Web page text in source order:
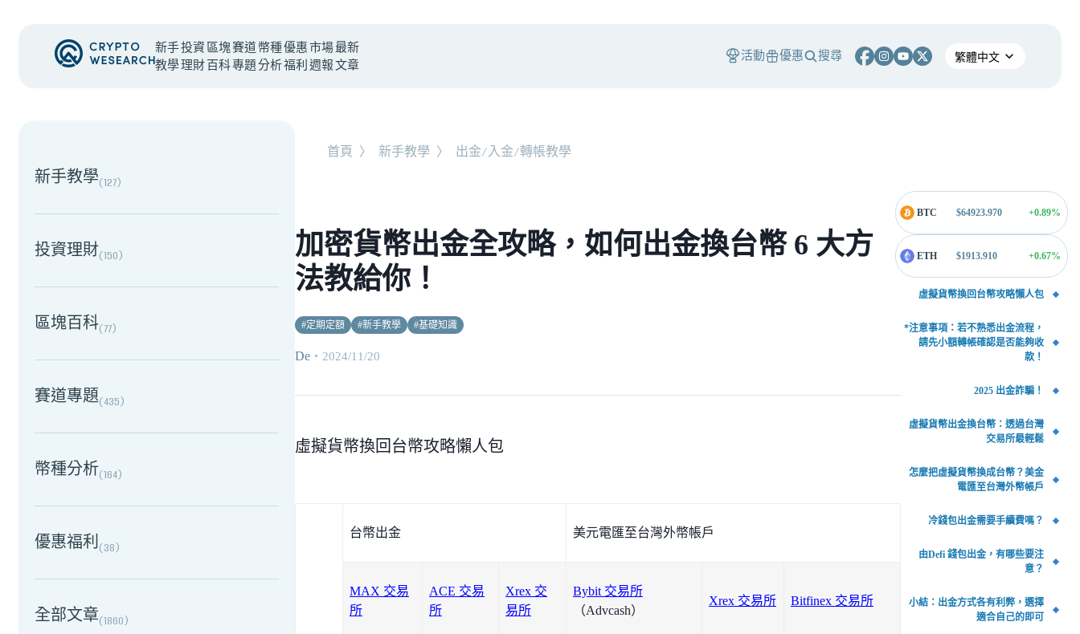
新手
教學
投資
理財
區塊
百科
賽道
專題
幣種
分析
優惠
福利
市場
週報
最新
文章
活動 優惠 搜尋
NEW EVENT
新手教學(127)
投資理財(150)
區塊百科(77)
賽道專題(435)
幣種分析(164)
優惠福利(38)
全部文章(1860)
首頁 〉 新手教學 〉 出金/入金/轉帳教學
加密貨幣出金全攻略，如何出金換台幣 6 大方
法教給你！
#定期定額 #新手教學 #基礎知識
De ・ 2024/11/20
虛擬貨幣換回台幣攻略懶人包
台幣出金 美元電匯至台灣外幣帳戶
MAX 交易
所
ACE 交易
所
Xrex 交
易所
Bybit 交易所
（Advcash）
Xrex 交易所 Bitfinex 交易所
BTC $64923.970 +0.89%
ETH $1913.910 +0.67%
虛擬貨幣換回台幣攻略懶人包
*注意事項：若不熟悉出金流程，
請先小額轉帳確認是否能夠收
款！
2025 出金詐騙！
虛擬貨幣出金換台幣：透過台灣
交易所最輕鬆
怎麼把虛擬貨幣換成台幣？美金
電匯至台灣外幣帳戶
冷錢包出金需要手續費嗎？
由Defi 錢包出金，有哪些要注
意？
小結：出金方式各有利弊，選擇
適合自己的即可